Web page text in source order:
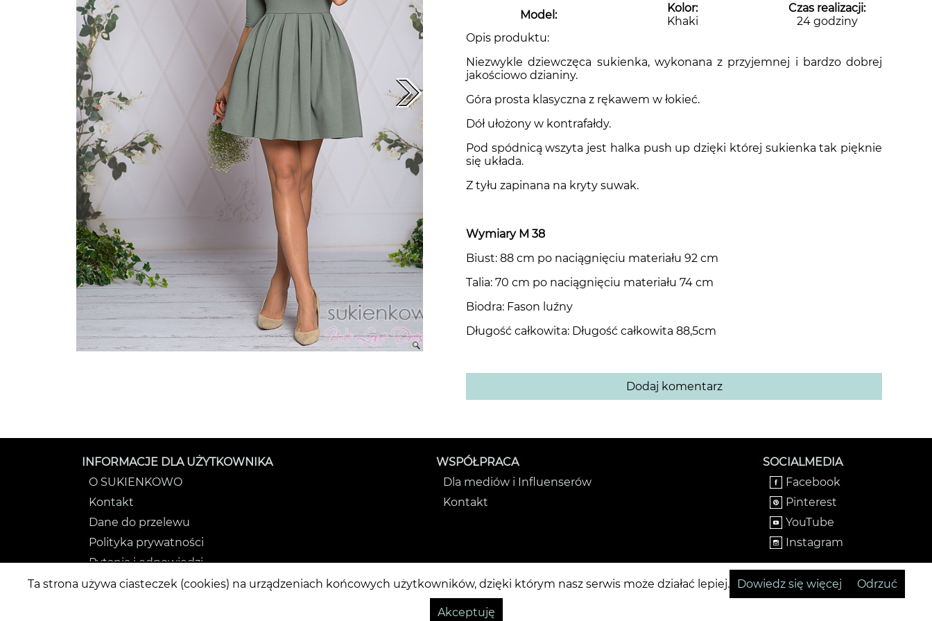
Ta strona używa ciasteczek (cookies) na urządzeniach końcowych użytkowników, dzięki którym nasz serwis może działać lepiej. Dowiedz się więcej Odrzuć
Akceptuję
Sukienki gładkie
Sukienki koronkowe
Sukienki PLUS SIZE
sukienki z dekoltem woda
Niebieskie sukienki
Zielone sukienki
Granatowe sukienki
Beżowe sukienki
Fioletowe sukienki
Model:
Kolor:
Khaki
Czas realizacji:
24 godziny
Opis produktu:
Niezwykle dziewczęca sukienka, wykonana z przyjemnej i bardzo dobrej
jakościowo dzianiny.
Góra prosta klasyczna z rękawem w łokieć.
Dół ułożony w kontrafałdy.
Pod spódnicą wszyta jest halka push up dzięki której sukienka tak pięknie
się układa.
Z tyłu zapinana na kryty suwak.
Wymiary M 38
Biust: 88 cm po naciągnięciu materiału 92 cm
Talia: 70 cm po naciągnięciu materiału 74 cm
Biodra: Fason luźny
Długość całkowita: Długość całkowita 88,5cm
Dodaj komentarz
INFORMACJE DLA UŻYTKOWNIKA
O SUKIENKOWO
Kontakt
Dane do przelewu
Polityka prywatności
Pytania i odpowiedzi
Regulamin
WSPÓŁPRACA
Dla mediów i Influenserów
Kontakt
SOCIALMEDIA
Facebook
Pinterest
YouTube
Instagram